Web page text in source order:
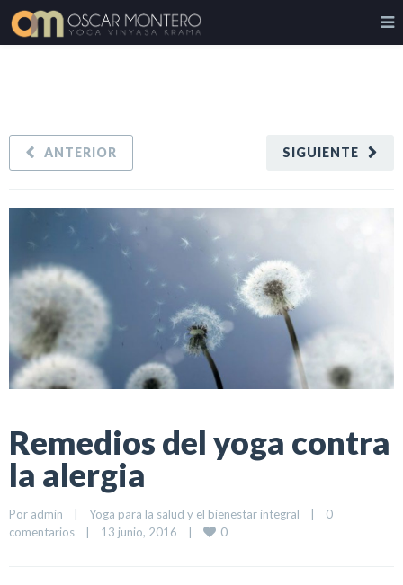
SIGUIENTE
ANTERIOR
Remedios del yoga contra
la alergia
Por admin | Yoga para la salud y el bienestar integral |
0
comentarios
| 13 junio, 2016 | 0